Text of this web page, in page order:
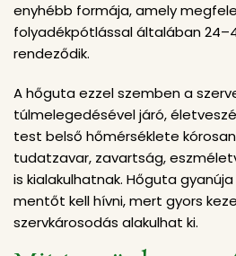
enyhébb formája, amely
folyadékpótlással általában
rendeződik.
A hőguta ezzel szemben a
túlmelegedésével járó,
test belső hőmérséklete
tudatzavar, zavartság,
is kialakulhatnak. Hőguta
mentőt kell hívni, mert gyors
szervkárosodás alakulhat ki.